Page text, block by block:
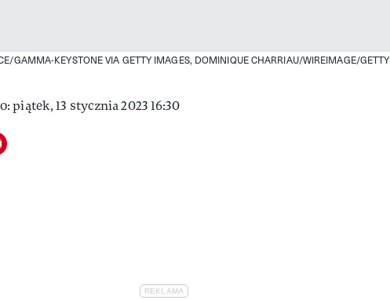
GAMMA-KEYSTONE VIA GETTY IMAGES, DOMINIQUE CHARRIAU/WIREIMAGE/GETTY
piątek, 13 stycznia 2023 16:30
na whatsapp
do przyjaciela